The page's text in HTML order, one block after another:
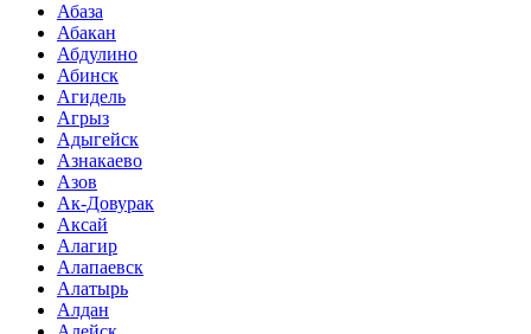
Абаза
Абакан
Абдулино
Абинск
Агидель
Агрыз
Адыгейск
Азнакаево
Азов
Ак-Довурак
Аксай
Алагир
Алапаевск
Алатырь
Алдан